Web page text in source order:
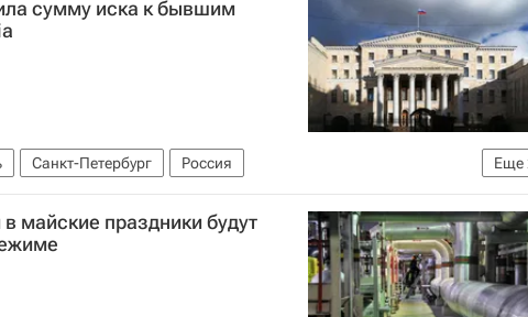
сумму иска к бывшим
Еще
Санкт-Петербург
Россия
Raven Russia
майские праздники будут